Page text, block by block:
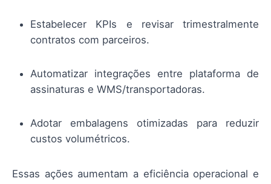
Estabelecer KPIs e revisar trimestralmente
contratos com parceiros.
Automatizar integrações entre plataforma de
assinaturas e WMS/transportadoras.
Adotar embalagens otimizadas para reduzir
custos volumétricos.
Essas ações aumentam a eficiência operacional e